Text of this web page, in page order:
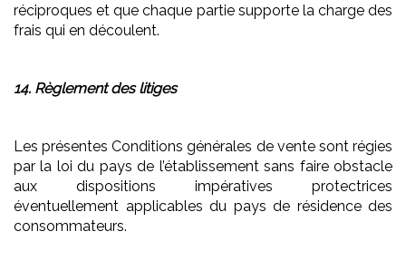
réciproques et que chaque partie supporte la charge des
frais qui en découlent.
14. Règlement des litiges
Les présentes Conditions générales de vente sont régies
par la loi du pays de l’établissement sans faire obstacle
aux dispositions impératives protectrices
éventuellement applicables du pays de résidence des
consommateurs.